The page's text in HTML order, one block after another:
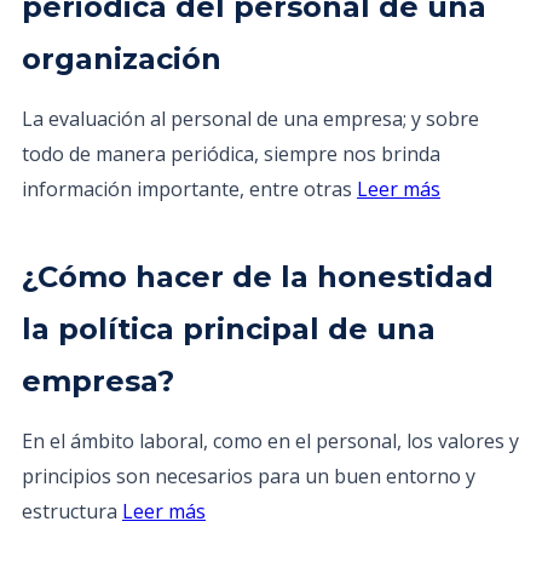
organización
La evaluación al personal de una empresa; y sobre
todo de manera periódica, siempre nos brinda
información importante, entre otras Leer más
¿Cómo hacer de la honestidad
la política principal de una
empresa?
En el ámbito laboral, como en el personal, los valores y
principios son necesarios para un buen entorno y
estructura Leer más